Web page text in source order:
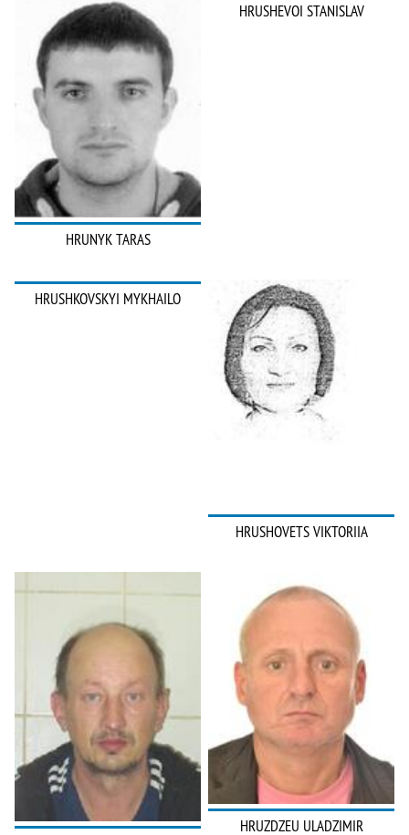
HRUNYK TARAS
HRUSHEVOI STANISLAV
HRUSHKOVSKYI MYKHAILO
HRUSHOVETS VIKTORIIA
HRUZDZEU ULADZIMIR